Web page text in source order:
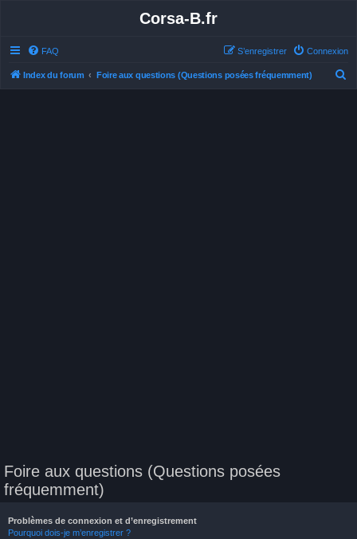
Corsa-B.fr
FAQ Connexion
S’enregistrer
Index du forum Foire aux questions (Questions posées fréquemment)
Foire aux questions (Questions posées
fréquemment)
Problèmes de connexion et d’enregistrement
Pourquoi dois-je m’enregistrer ?